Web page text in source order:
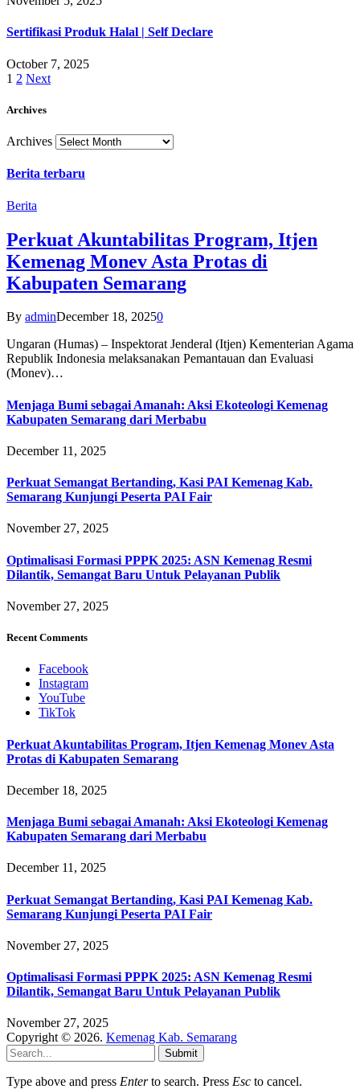
Sertifikasi Produk Halal | Self Declare
October 7, 2025
1 2 Next
Archives
Archives
Berita terbaru
Berita
Perkuat Akuntabilitas Program, Itjen
Kemenag Monev Asta Protas di
Kabupaten Semarang
By adminDecember 18, 20250
Ungaran (Humas) – Inspektorat Jenderal (Itjen) Kementerian Agama
Republik Indonesia melaksanakan Pemantauan dan Evaluasi
(Monev)…
Menjaga Bumi sebagai Amanah: Aksi Ekoteologi Kemenag
Kabupaten Semarang dari Merbabu
December 11, 2025
Perkuat Semangat Bertanding, Kasi PAI Kemenag Kab.
Semarang Kunjungi Peserta PAI Fair
November 27, 2025
Optimalisasi Formasi PPPK 2025: ASN Kemenag Resmi
Dilantik, Semangat Baru Untuk Pelayanan Publik
November 27, 2025
Recent Comments
Facebook
Instagram
YouTube
TikTok
Perkuat Akuntabilitas Program, Itjen Kemenag Monev Asta
Protas di Kabupaten Semarang
December 18, 2025
Menjaga Bumi sebagai Amanah: Aksi Ekoteologi Kemenag
Kabupaten Semarang dari Merbabu
December 11, 2025
Perkuat Semangat Bertanding, Kasi PAI Kemenag Kab.
Semarang Kunjungi Peserta PAI Fair
November 27, 2025
Optimalisasi Formasi PPPK 2025: ASN Kemenag Resmi
Dilantik, Semangat Baru Untuk Pelayanan Publik
November 27, 2025
Copyright © 2026. Kemenag Kab. Semarang
Submit
Type above and press Enterto search. Press Esc to cancel.